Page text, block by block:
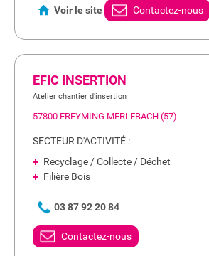
Voir le site Contactez-nous
EFIC INSERTION
Atelier chantier d’insertion
57800 FREYMING MERLEBACH (57)
SECTEUR D'ACTIVITÉ :
Recyclage / Collecte / Déchet
Filière Bois
03 87 92 20 84
Contactez-nous